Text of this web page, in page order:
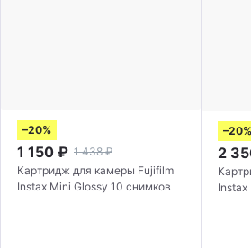
–20%
1 150 ₽ 1 438 ₽
Картридж для камеры Fujifilm
Instax Mini Glossy 10 снимков
–20%
2